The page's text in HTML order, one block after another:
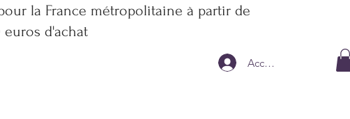
la France métropolitaine à partir de
euros d'achat
Accedi